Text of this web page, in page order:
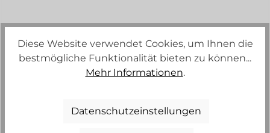
Diese Website verwendet Cookies, um Ihnen die
bestmögliche Funktionalität bieten zu können...
Mehr Informationen.
Datenschutzeinstellungen